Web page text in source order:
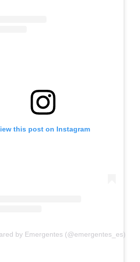
this post on Instagram
by Emergentes (@emergentes_es)